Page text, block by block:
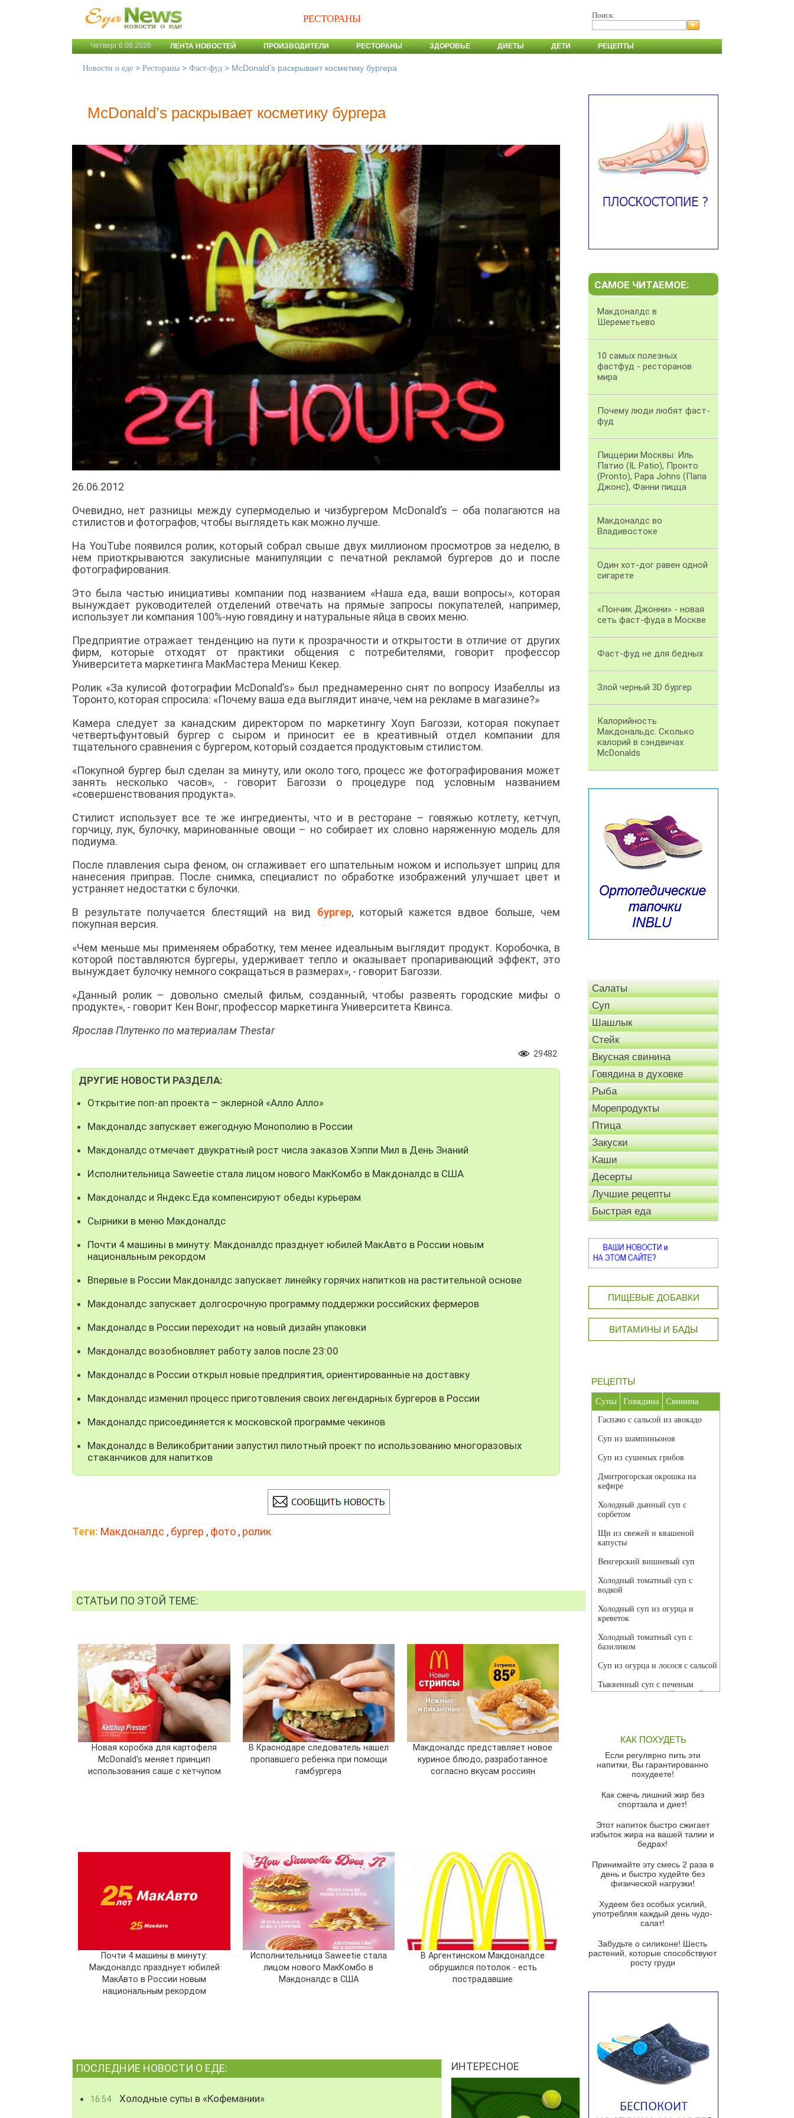
РЕСТОРАНЫ Поиск:
Четверг 6.08.2026 ЛЕНТА НОВОСТЕЙ ПРОИЗВОДИТЕЛИ РЕСТОРАНЫ ЗДОРОВЬЕ ДИЕТЫ ДЕТИ РЕЦЕПТЫ
Новости о еде > Рестораны > Фаст-фуд > McDonald’s раскрывает косметику бургера
McDonald’s раскрывает косметику бургера
26.06.2012
Очевидно, нет разницы между супермоделью и чизбургером McDonald’s – оба полагаются на
стилистов и фотографов, чтобы выглядеть как можно лучше.
На YouTube появился ролик, который собрал свыше двух миллионом просмотров за неделю, в
нем приоткрываются закулисные манипуляции с печатной рекламой бургеров до и после
фотографирования.
Это была частью инициативы компании под названием «Наша еда, ваши вопросы», которая
вынуждает руководителей отделений отвечать на прямые запросы покупателей, например,
использует ли компания 100%-ную говядину и натуральные яйца в своих меню.
Предприятие отражает тенденцию на пути к прозрачности и открытости в отличие от других
фирм, которые отходят от практики общения с потребителями, говорит профессор
Университета маркетинга МакМастера Мениш Кекер.
Ролик «За кулисой фотографии McDonald’s» был преднамеренно снят по вопросу Изабеллы из
Торонто, которая спросила: «Почему ваша еда выглядит иначе, чем на рекламе в магазине?»
Камера следует за канадским директором по маркетингу Хоуп Багоззи, которая покупает
четвертьфунтовый бургер с сыром и приносит ее в креативный отдел компании для
тщательного сравнения с бургером, который создается продуктовым стилистом.
«Покупной бургер был сделан за минуту, или около того, процесс же фотографирования может
занять несколько часов», - говорит Багоззи о процедуре под условным названием
«совершенствования продукта».
Стилист использует все те же ингредиенты, что и в ресторане – говяжью котлету, кетчуп,
горчицу, лук, булочку, маринованные овощи – но собирает их словно наряженную модель для
подиума.
После плавления сыра феном, он сглаживает его шпательным ножом и использует шприц для
нанесения приправ. После снимка, специалист по обработке изображений улучшает цвет и
устраняет недостатки с булочки.
В результате получается блестящий на вид бургер, который кажется вдвое больше, чем
покупная версия.
«Чем меньше мы применяем обработку, тем менее идеальным выглядит продукт. Коробочка, в
которой поставляются бургеры, удерживает тепло и оказывает пропаривающий эффект, это
вынуждает булочку немного сокращаться в размерах», - говорит Багоззи.
«Данный ролик – довольно смелый фильм, созданный, чтобы развеять городские мифы о
продукте», - говорит Кен Вонг, профессор маркетинга Университета Квинса.
Ярослав Плутенко по материалам Thestar
29482
ДРУГИЕ НОВОСТИ РАЗДЕЛА:
Открытие поп-ап проекта – эклерной «Алло Алло»
Макдоналдс запускает ежегодную Монополию в России
Макдоналдс отмечает двукратный рост числа заказов Хэппи Мил в День Знаний
Исполнительница Saweetie стала лицом нового МакКомбо в Макдоналдс в США
Макдоналдс и Яндекс.Еда компенсируют обеды курьерам
Сырники в меню Макдоналдс
Почти 4 машины в минуту: Макдоналдс празднует юбилей МакАвто в России новым
национальным рекордом
Впервые в России Макдоналдс запускает линейку горячих напитков на растительной основе
Макдоналдс запускает долгосрочную программу поддержки российских фермеров
Макдоналдс в России переходит на новый дизайн упаковки
Макдоналдс возобновляет работу залов после 23:00
Макдоналдс в России открыл новые предприятия, ориентированные на доставку
Макдоналдс изменил процесс приготовления своих легендарных бургеров в России
Макдоналдс присоединяется к московской программе чекинов
Макдоналдс в Великобритании запустил пилотный проект по использованию многоразовых
стаканчиков для напитков
Теги: Макдоналдс , бургер , фото , ролик
СТАТЬИ ПО ЭТОЙ ТЕМЕ:
Новая коробка для картофеля
McDonald's меняет принцип
использования саше с кетчупом
В Краснодаре следователь нашел
пропавшего ребенка при помощи
гамбургера
Макдоналдс представляет новое
куриное блюдо, разработанное
согласно вкусам россиян
Почти 4 машины в минуту:
Макдоналдс празднует юбилей
МакАвто в России новым
национальным рекордом
Исполнительница Saweetie стала
лицом нового МакКомбо в
Макдоналдс в США
В Аргентинском Макдоналдсе
обрушился потолок - есть
пострадавшие
ПОСЛЕДНИЕ НОВОСТИ О ЕДЕ:
16:54 Холодные супы в «Кофемании»
ИНТЕРЕСНОЕ
САМОЕ ЧИТАЕМОЕ:
Макдоналдс в
Шереметьево
10 самых полезных
фастфуд - ресторанов
мира
Почему люди любят фаст-
фуд
Пиццерии Москвы: Иль
Патио (IL Patio), Пронто
(Pronto), Papa Johns (Папа
Джонс), Фанни пицца
Макдоналдс во
Владивостоке
Один хот-дог равен одной
сигарете
«Пончик Джонни» - новая
сеть фаст-фуда в Москве
Фаст-фуд не для бедных
Злой черный 3D бургер
Калорийность
Макдональдс. Сколько
калорий в сэндвичах
McDonalds
Салаты
Суп
Шашлык
Стейк
Вкусная свинина
Говядина в духовке
Рыба
Морепродукты
Птица
Закуски
Каши
Десерты
Лучшие рецепты
Быстрая еда
ПИЩЕВЫЕ ДОБАВКИ
ВИТАМИНЫ И БАДЫ
РЕЦЕПТЫ
Супы Говядина Свинина
Гаспачо с сальсой из авокадо
Суп из шампиньонов
Суп из сушеных грибов
Дмитрогорская окрошка на
кефире
Холодный дынный суп с
сорбетом
Щи из свежей и квашеной
капусты
Венгерский вишневый суп
Холодный томатный суп с
водкой
Холодный суп из огурца и
креветок
Холодный томатный суп с
базиликом
Суп из огурца и лосося с сальсой
Тыквенный суп с печеным
чесноком и томатной сальсой
красного перца
Парижский луковый суп
Суп из спаржи и горошка с
Суп-крем из цветной капусты
Французский луковый суп
Суп из баклажанов с моцареллой
Грибной крем-суп с кростини с
козьим сыром
Суп мисо с зеленым луком и
тофу
из рукколы
Португальский чесночный суп с
Ирландский картофельный суп
Суп из пастернака
Пряный морковный суп во время
зимних холодов
Американский суп из красной
КАК ПОХУДЕТЬ
Если регулярно пить эти
напитки, Вы гарантированно
похудеете!
Как сжечь лишний жир без
спортзала и диет!
Этот напиток быстро сжигает
избыток жира на вашей талии и
бедрах!
Принимайте эту смесь 2 раза в
день и быстро худейте без
физической нагрузки!
Худеем без особых усилий,
употребляя каждый день чудо-
салат!
Забудьте о силиконе! Шесть
растений, которые способствуют
росту груди